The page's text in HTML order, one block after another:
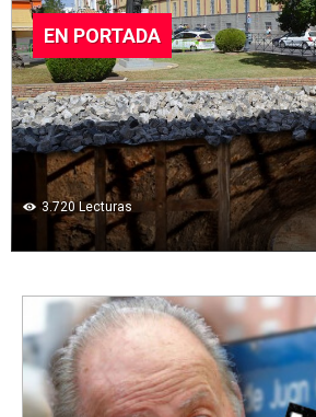
EN PORTADA
3.720Lecturas